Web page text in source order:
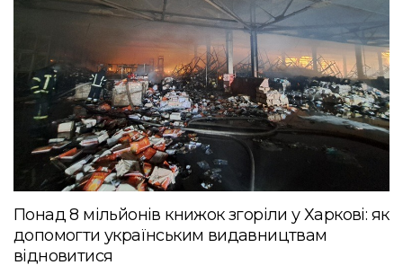
Понад 8 мільйонів книжок згоріли у Харкові: як
допомогти українським видавництвам
відновитися